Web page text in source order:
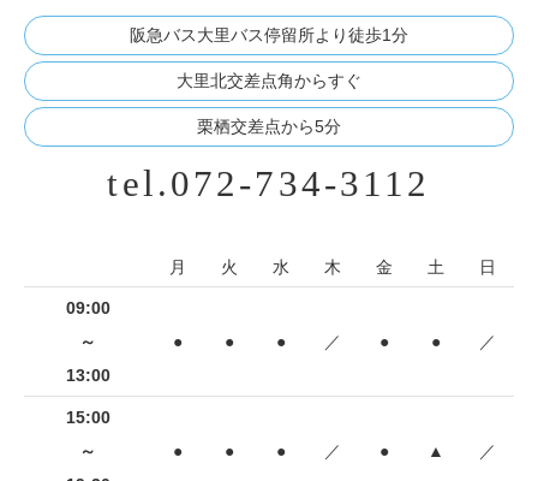
阪急バス大里バス停留所より徒歩1分
大里北交差点角からすぐ
栗栖交差点から5分
tel.072-734-3112
月 火 水 木 金 土 日
09:00
～
13:00
● ● ● ／ ● ● ／
15:00
～
● ● ● ／ ● ▲ ／